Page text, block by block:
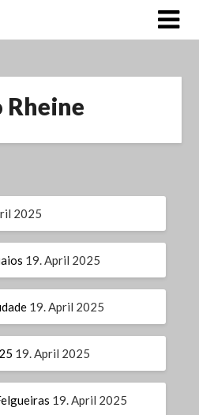
Rheine
2025
19. April 2025
19. April 2025
19. April 2025
19. April 2025